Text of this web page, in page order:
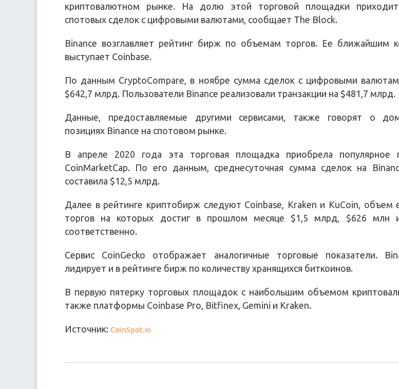
криптовалютном рынке. На долю этой торговой площадки
спотовых сделок с цифровыми валютами, сообщает The Block.
Binance возглавляет рейтинг бирж по объемам торгов. Ее ближайшим
выступает Coinbase.
По данным CryptoCompare, в ноябре сумма сделок с цифровыми
$642,7 млрд. Пользователи Binance реализовали транзакции на $481,7 млрд.
Данные, предоставляемые другими сервисами, также говорят о
позициях Binance на спотовом рынке.
В апреле 2020 года эта торговая площадка приобрела популярное
CoinMarketCap. По его данным, среднесуточная сумма сделок на
составила $12,5 млрд.
Далее в рейтинге криптобирж следуют Coinbase, Kraken и KuCoin, объем
торгов на которых достиг в прошлом месяце $1,5 млрд, $626 млн
соответственно.
Сервис CoinGecko отображает аналогичные торговые показатели.
лидирует и в рейтинге бирж по количеству хранящихся биткоинов.
В первую пятерку торговых площадок с наибольшим объемом
также платформы Coinbase Pro, Bitfinex, Gemini и Kraken.
Источник: CoinSpot.io